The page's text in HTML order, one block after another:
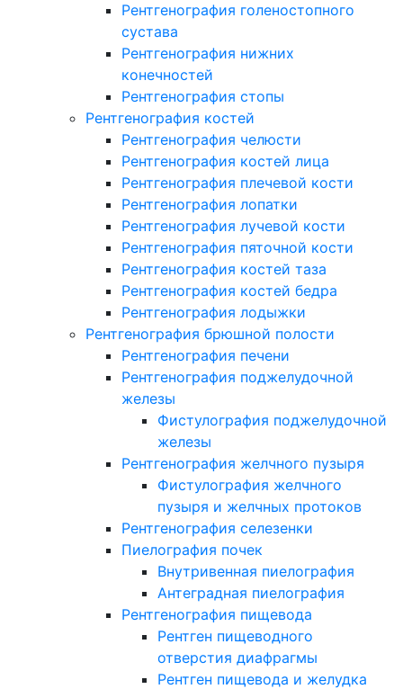
Рентгенография голеностопного
сустава
Рентгенография нижних
конечностей
Рентгенография стопы
Рентгенография костей
Рентгенография челюсти
Рентгенография костей лица
Рентгенография плечевой кости
Рентгенография лопатки
Рентгенография лучевой кости
Рентгенография пяточной кости
Рентгенография костей таза
Рентгенография костей бедра
Рентгенография лодыжки
Рентгенография брюшной полости
Рентгенография печени
Рентгенография поджелудочной
железы
Фистулография поджелудочной
железы
Рентгенография желчного пузыря
Фистулография желчного
пузыря и желчных протоков
Рентгенография селезенки
Пиелография почек
Внутривенная пиелография
Антеградная пиелография
Рентгенография пищевода
Рентген пищеводного
отверстия диафрагмы
Рентген пищевода и желудка